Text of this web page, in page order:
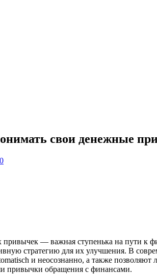
свои денежные
— важная ступенька на пути к
стратегию для их улучшения. В
и неосознанно, а также
привычки обращения с финансами.